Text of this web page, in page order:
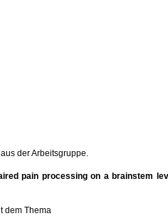
der Arbeitsgruppe.
pain processing on a brainstem
dem Thema